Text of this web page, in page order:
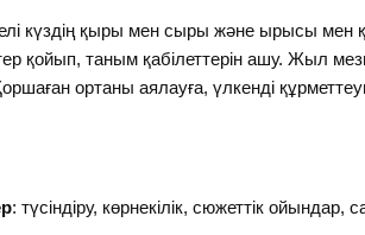
күздің қыры мен сыры және ырысы мен
қойып, таным қабілеттерін ашу. Жыл
ортаны аялауға, үлкенді
: түсіндіру, көрнекілік, сюжеттік